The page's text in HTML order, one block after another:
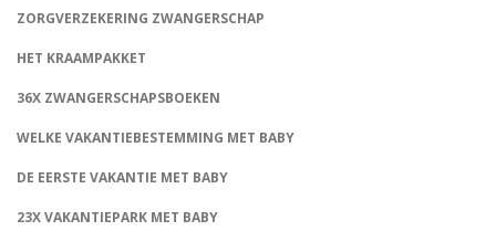
ZORGVERZEKERING ZWANGERSCHAP
HET KRAAMPAKKET
36X ZWANGERSCHAPSBOEKEN
WELKE VAKANTIEBESTEMMING MET BABY
DE EERSTE VAKANTIE MET BABY
23X VAKANTIEPARK MET BABY